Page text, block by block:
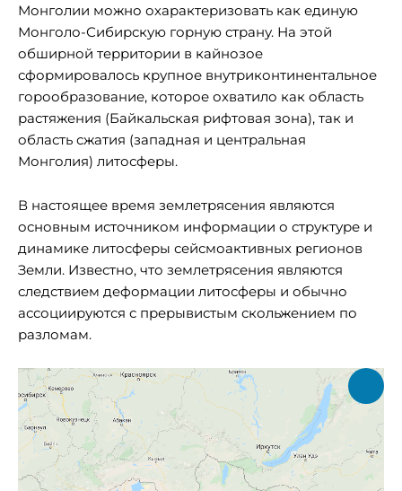
Монголии можно охарактеризовать как единую
Монголо-Сибирскую горную страну. На этой
обширной территории в кайнозое
сформировалось крупное внутриконтинентальное
горообразование, которое охватило как область
растяжения (Байкальская рифтовая зона), так и
область сжатия (западная и центральная
Монголия) литосферы.
В настоящее время землетрясения являются
основным источником информации о структуре и
динамике литосферы сейсмоактивных регионов
Земли. Известно, что землетрясения являются
следствием деформации литосферы и обычно
ассоциируются с прерывистым скольжением по
разломам.